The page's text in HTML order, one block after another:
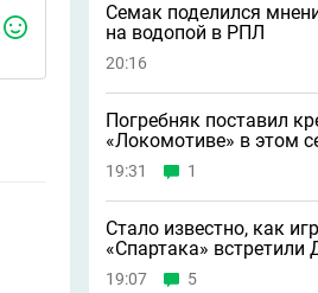
Семак поделился
на водопой в РПЛ
20:16
Погребняк поставил
«Локомотиве» в этом
19:31 1
Стало известно, как
«Спартака» встретили
19:07 5